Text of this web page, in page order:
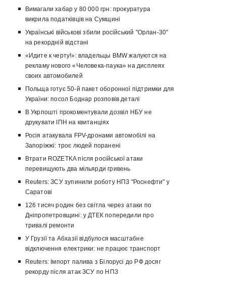
Вимагали хабар у 80 000 грн: прокуратура
викрила податківців на Сумщині
Українські військові збили російський "Орлан-30"
на рекордній відстані
«Идите к черту!»: владельцы BMW жалуются на
рекламу нового «Человека-паука» на дисплеях
своих автомобилей
Польща готує 50-й пакет оборонної підтримки для
України: посол Боднар розповів деталі
В Укрпошті прокоментували дозвіл НБУ не
друкувати ІПН на квитанціях
Росія атакувала FPV-дронами автомобілі на
Запоріжжі: троє людей поранені
Втрати ROZETKA після російської атаки
перевищують два мільярди гривень
Reuters: ЗСУ зупинили роботу НПЗ "Роснефти" у
Саратові
126 тисяч родин без світла через атаки по
Дніпропетровщині: у ДТЕК попередили про
тривалі ремонти
У Грузії та Абхазії відбулося масштабне
відключення електрики: не працює транспорт
Reuters: Імпорт палива з Білорусі до РФ досяг
рекорду після атак ЗСУ по НПЗ